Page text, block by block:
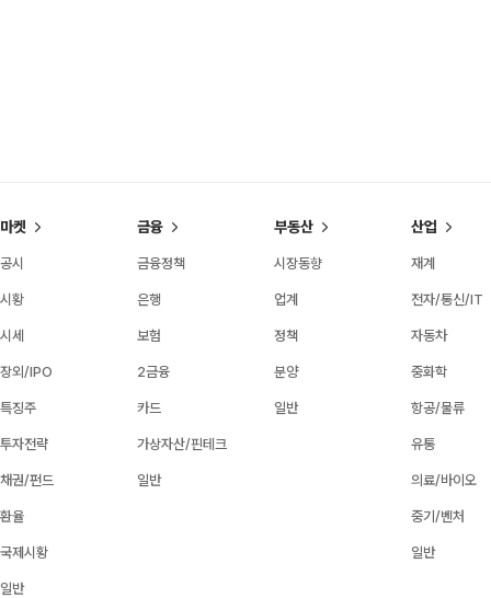
마켓
공시
시황
시세
장외/IPO
특징주
투자전략
채권/펀드
환율
국제시황
일반
금융
금융정책
은행
보험
2금융
카드
가상자산/핀테크
일반
부동산
시장동향
업계
정책
분양
일반
산업
재계
전자/통신/IT
자동차
중화학
항공/물류
유통
의료/바이오
중기/벤처
일반